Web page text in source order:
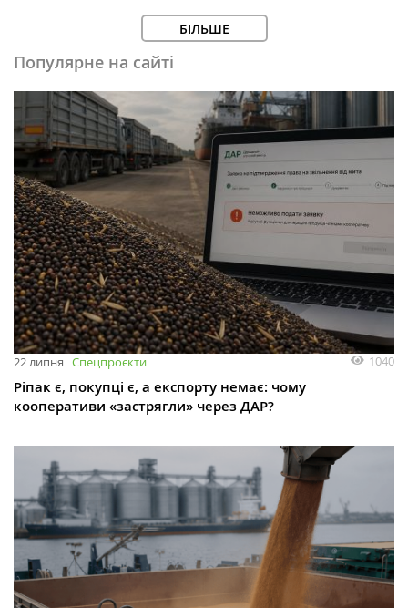
БІЛЬШЕ
Популярне на сайті
22 липня Спецпроєкти 1040
Ріпак є, покупці є, а експорту немає: чому
кооперативи «застрягли» через ДАР?